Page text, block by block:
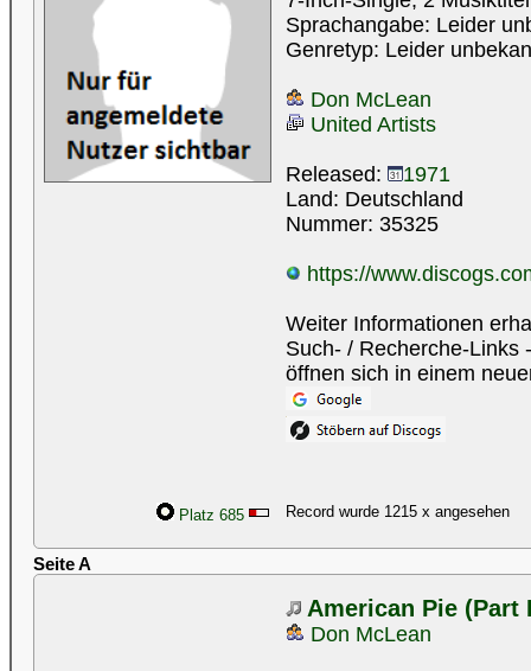
Sprachangabe: Leider
Genretyp: Leider
Don McLean
United Artists
Released:
1971
Land: Deutschland
Nummer: 35325
https://
Weiter Informationen
Such- / Recherche-Links
öffnen sich in einem
Platz 685 Record wurde 1215 x angesehen
Seite A
American Pie (Part
Don McLean